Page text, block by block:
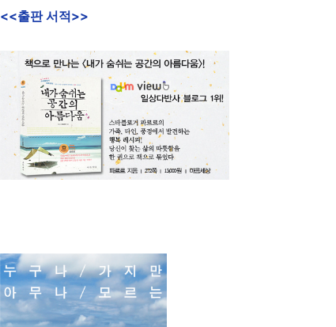
<<출판 서적>>